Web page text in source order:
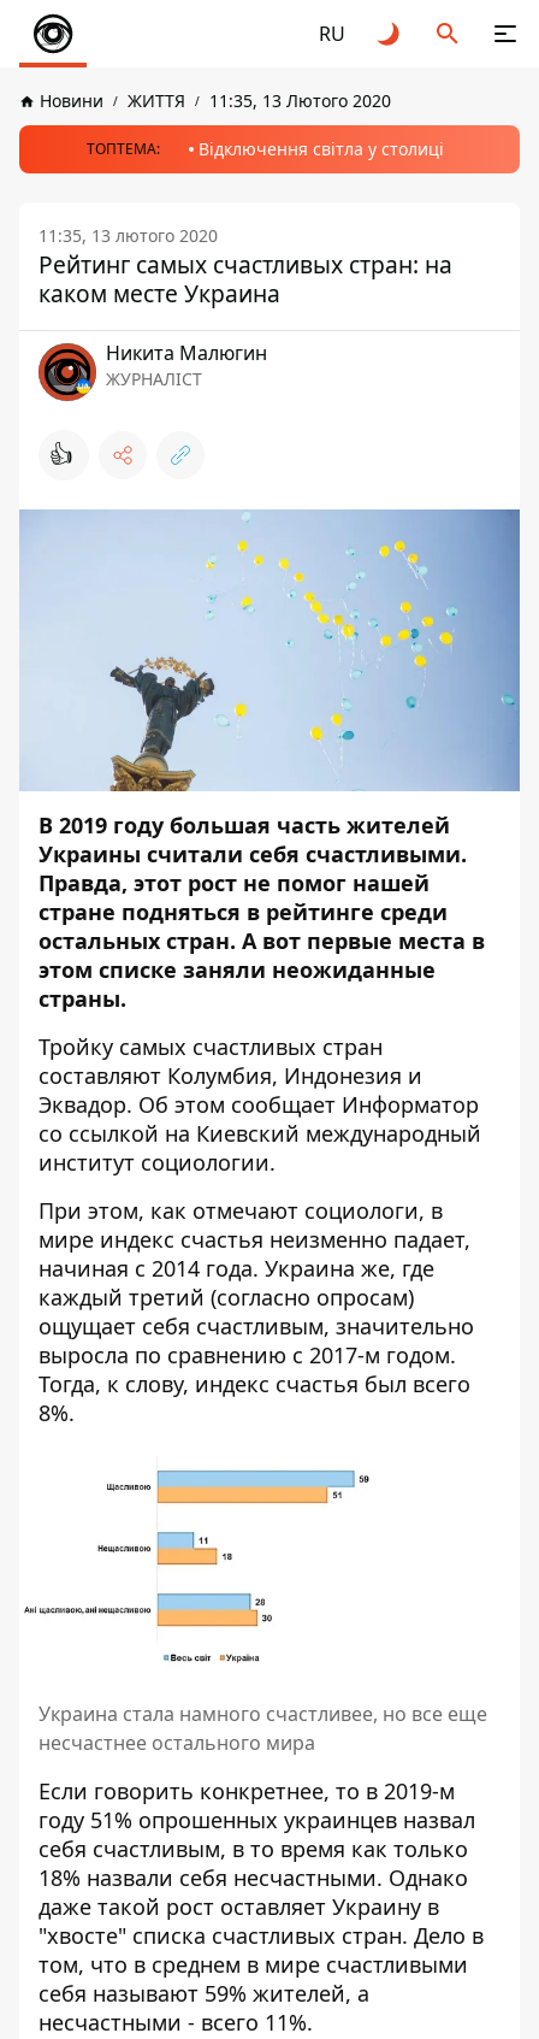
RU
Новини ЖИТТЯ 11:35, 13 Лютого 2020
ТОПТЕМА: Відключення світла у столиці
11:35, 13 лютого 2020
Рейтинг самых счастливых стран: на
каком месте Украина
Никита Малюгин
ЖУРНАЛІСТ
👍
В 2019 году большая часть жителей
Украины считали себя счастливыми.
Правда, этот рост не помог нашей
стране подняться в рейтинге среди
остальных стран. А вот первые места в
этом списке заняли неожиданные
страны.
Тройку самых счастливых стран
составляют Колумбия, Индонезия и
Эквадор. Об этом сообщает Информатор
со ссылкой на Киевский международный
институт социологии.
При этом, как отмечают социологи, в
мире индекс счастья неизменно падает,
начиная с 2014 года. Украина же, где
каждый третий (согласно опросам)
ощущает себя счастливым, значительно
выросла по сравнению с 2017-м годом.
Тогда, к слову, индекс счастья был всего
8%.
Украина стала намного счастливее, но все еще
несчастнее остального мира
Если говорить конкретнее, то в 2019-м
году 51% опрошенных украинцев назвал
себя счастливым, в то время как только
18% назвали себя несчастными. Однако
даже такой рост оставляет Украину в
"хвосте" списка счастливых стран. Дело в
том, что в среднем в мире счастливыми
себя называют 59% жителей, а
несчастными - всего 11%.